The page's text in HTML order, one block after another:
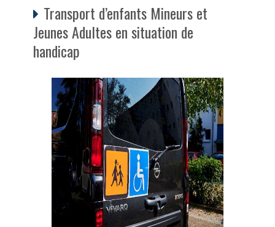
Transport d’enfants Mineurs et
Jeunes Adultes en situation de
handicap